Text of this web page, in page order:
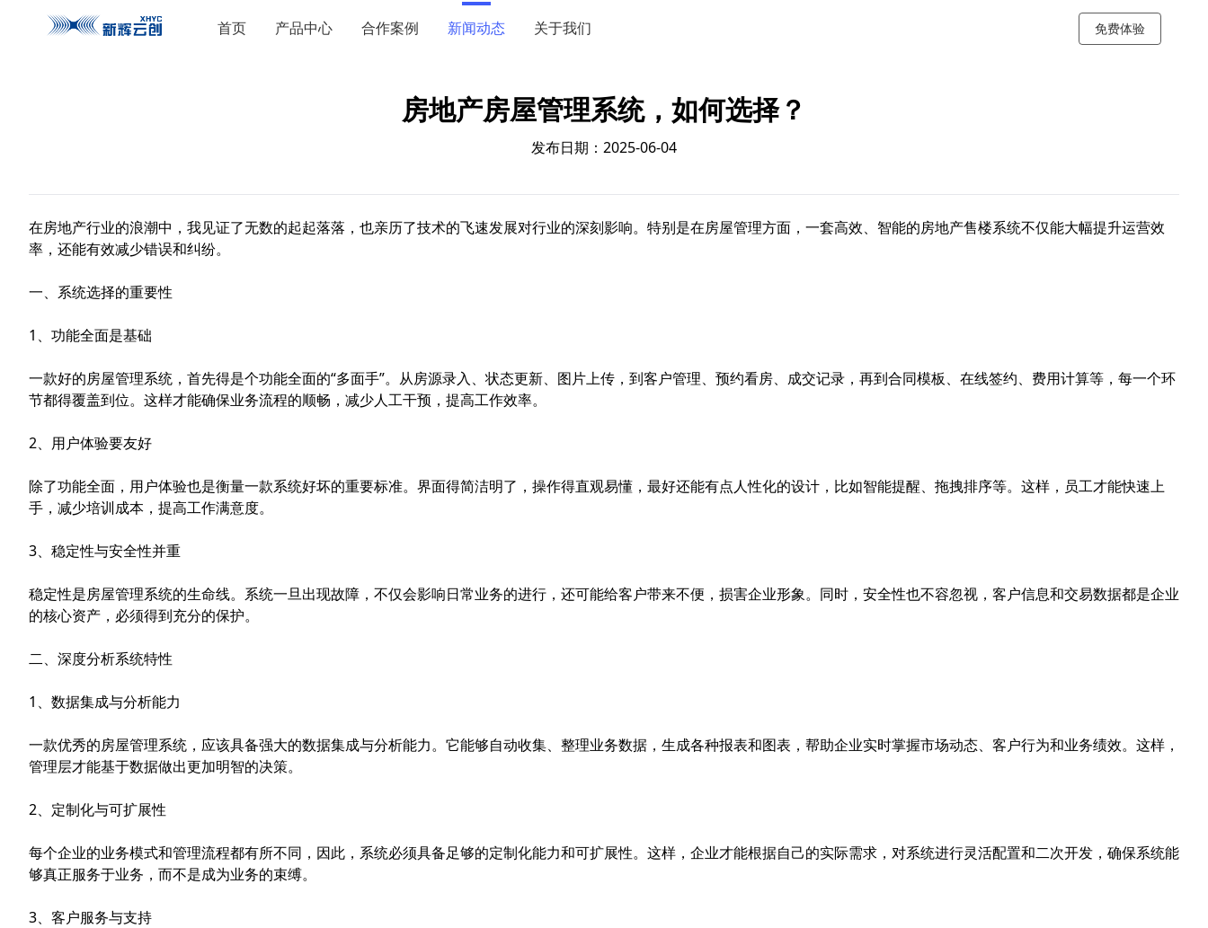
首页 产品中心 合作案例 新闻动态 关于我们 免费体验
房地产房屋管理系统，如何选择？
发布日期：2025-06-04
在房地产行业的浪潮中，我见证了无数的起起落落，也亲历了技术的飞速发展对行业的深刻影响。特别是在房屋管理方面，一套高效、智能的房地产售楼系统不仅能大幅提升运营效
率，还能有效减少错误和纠纷。
一、系统选择的重要性
1、功能全面是基础
一款好的房屋管理系统，首先得是个功能全面的“多面手”。从房源录入、状态更新、图片上传，到客户管理、预约看房、成交记录，再到合同模板、在线签约、费用计算等，每一个环
节都得覆盖到位。这样才能确保业务流程的顺畅，减少人工干预，提高工作效率。
2、用户体验要友好
除了功能全面，用户体验也是衡量一款系统好坏的重要标准。界面得简洁明了，操作得直观易懂，最好还能有点人性化的设计，比如智能提醒、拖拽排序等。这样，员工才能快速上
手，减少培训成本，提高工作满意度。
3、稳定性与安全性并重
稳定性是房屋管理系统的生命线。系统一旦出现故障，不仅会影响日常业务的进行，还可能给客户带来不便，损害企业形象。同时，安全性也不容忽视，客户信息和交易数据都是企业
的核心资产，必须得到充分的保护。
二、深度分析系统特性
1、数据集成与分析能力
一款优秀的房屋管理系统，应该具备强大的数据集成与分析能力。它能够自动收集、整理业务数据，生成各种报表和图表，帮助企业实时掌握市场动态、客户行为和业务绩效。这样，
管理层才能基于数据做出更加明智的决策。
2、定制化与可扩展性
每个企业的业务模式和管理流程都有所不同，因此，系统必须具备足够的定制化能力和可扩展性。这样，企业才能根据自己的实际需求，对系统进行灵活配置和二次开发，确保系统能
够真正服务于业务，而不是成为业务的束缚。
3、客户服务与支持